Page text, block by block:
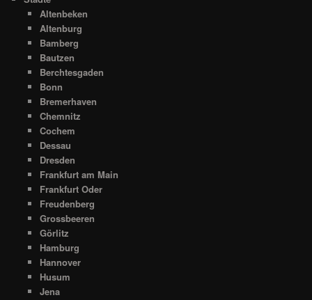
Altenbeken
Altenburg
Bamberg
Bautzen
Berchtesgaden
Bonn
Bremerhaven
Chemnitz
Cochem
Dessau
Dresden
Frankfurt am Main
Frankfurt Oder
Freudenberg
Grossbeeren
Görlitz
Hamburg
Hannover
Husum
Jena